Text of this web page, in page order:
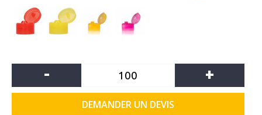
- +
DEMANDER UN DEVIS